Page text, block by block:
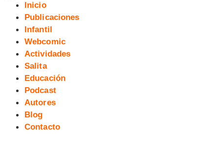
Inicio
Publicaciones
Infantil
Webcomic
Actividades
Salita
Educación
Podcast
Autores
Blog
Contacto